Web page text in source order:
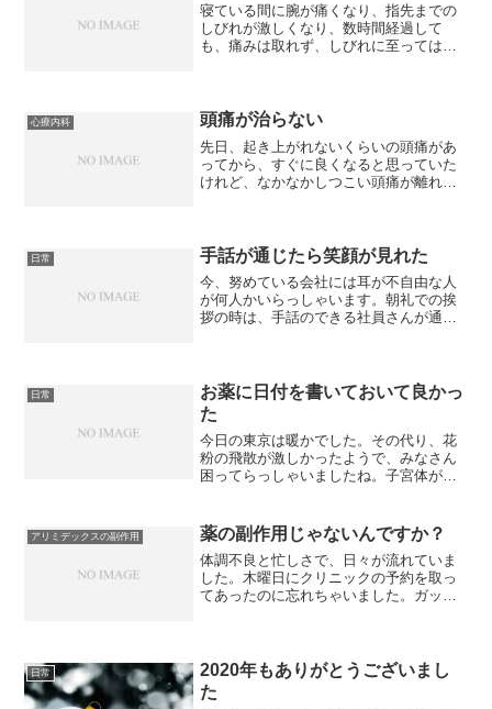
寝ている間に腕が痛くなり、指先までの
しびれが激しくなり、数時間経過して
も、痛みは取れず、しびれに至っては、
す。あまりの痛さに、女性専用の...
心療内科 頭痛が治らない
先日、起き上がれないくらいの頭痛があ
ってから、すぐに良くなると思っていた
けれど、なかなかしつこい頭痛が離れて
バクになります。心臓バク...
日常 手話が通じたら笑顔が見れた
今、努めている会社には耳が不自由な人
が何人かいらっしゃいます。朝礼での挨
拶の時は、手話のできる社員さんが通訳
り、挨拶ぐらいならできるか...
日常
お薬に日付を書いておいて良かっ
た
今日の東京は暖かでした。その代り、花
粉の飛散が激しかったようで、みなさん
困ってらっしゃいましたね。子宮体がん
の薬が中止となってから、服薬中の薬
は、乳がんの「アリミデック...
アリミデックスの副作用 薬の副作用じゃないんですか？
体調不良と忙しさで、日々が流れていま
した。木曜日にクリニックの予約を取っ
てあったのに忘れちゃいました。ガッカ
うと着替えしたは良いけれ...
日常
2020年もありがとうございまし
た